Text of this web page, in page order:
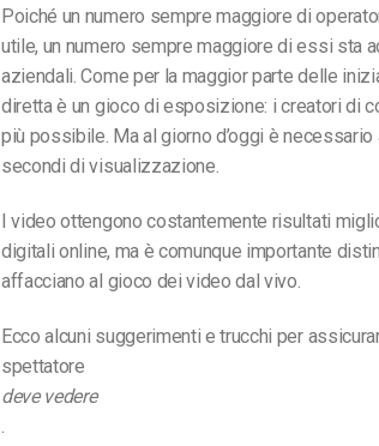
Poiché un numero sempre maggiore di
utile, un numero sempre maggiore di essi sta
aziendali. Come per la maggior parte delle
diretta è un gioco di esposizione: i creatori di
più possibile. Ma al giorno d’oggi è
secondi di visualizzazione.
I video ottengono costantemente risultati
digitali online, ma è comunque importante
affacciano al gioco dei video dal vivo.
Ecco alcuni suggerimenti e trucchi per
spettatore
deve vedere